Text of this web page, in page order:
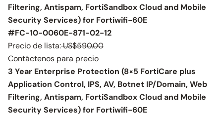
Filtering, Antispam, FortiSandbox Cloud and Mobile
Security Services) for Fortiwifi-60E
#FC-10-0060E-871-02-12
Precio de lista:US$590.00
Contáctenos para precio
3 Year Enterprise Protection (8×5 FortiCare plus
Application Control, IPS, AV, Botnet IP/Domain, Web
Filtering, Antispam, FortiSandbox Cloud and Mobile
Security Services) for Fortiwifi-60E